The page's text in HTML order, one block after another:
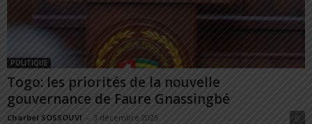
POLITIQUE
Togo: les priorités de la nouvelle
gouvernance de Faure Gnassingbé
Charbel SOSSOUVI - 3 décembre 2025
0